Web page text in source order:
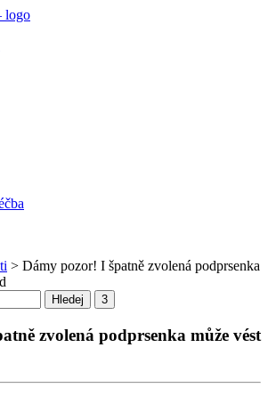
> Dámy pozor! I špatně zvolená podprsenka
zvolená podprsenka může vést